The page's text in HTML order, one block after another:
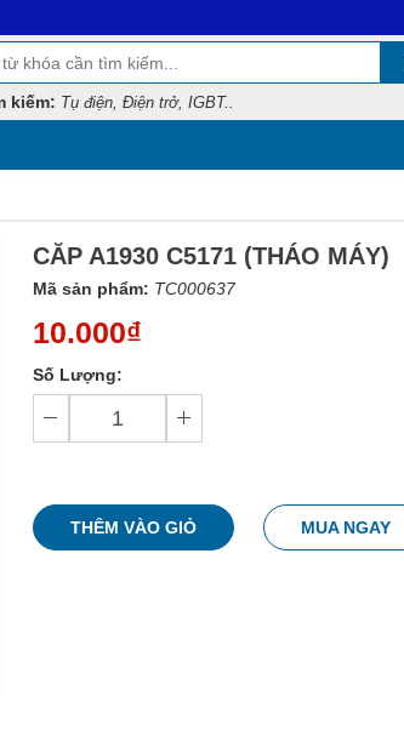
kiếm: Tụ điện, Điện trở, IGBT..
CĂP A1930 C5171 (THÁO MÁY)
Mã sản phẩm: TC000637
10.000₫
Số Lượng:
THÊM VÀO GIỎ MUA NGAY